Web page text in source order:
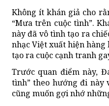
Không ít khán giả cho
“Mưa trên cuộc tình”.
này đã vô tình tạo ra
nhạc Việt xuất hiện
tạo ra cuộc cạnh tranh
Trước quan điểm này,
tình” theo hướng đi này
cũng muốn gợi nhớ